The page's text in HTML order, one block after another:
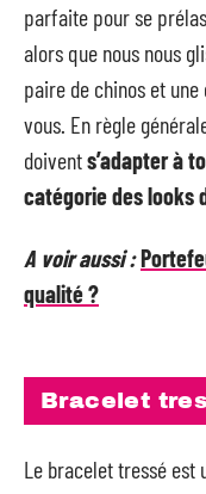
parfaite pour se
alors que nous nous
paire de chinos et
vous. En règle
doivents’adapter à
catégorie des looks
A voir aussi :
qualité ?
Bracelet
Le bracelet tressé est